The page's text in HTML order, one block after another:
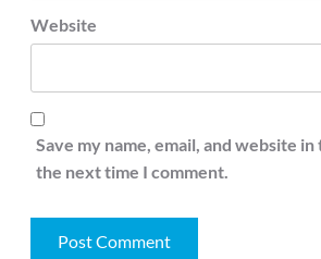
Website
Save my name, email, and website
the next time I comment.